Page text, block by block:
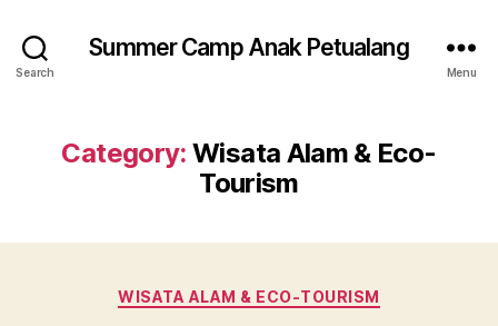
Search
Summer Camp Anak Petualang
Menu
Category: Wisata Alam & Eco-
Tourism
Categories
WISATA ALAM & ECO-TOURISM